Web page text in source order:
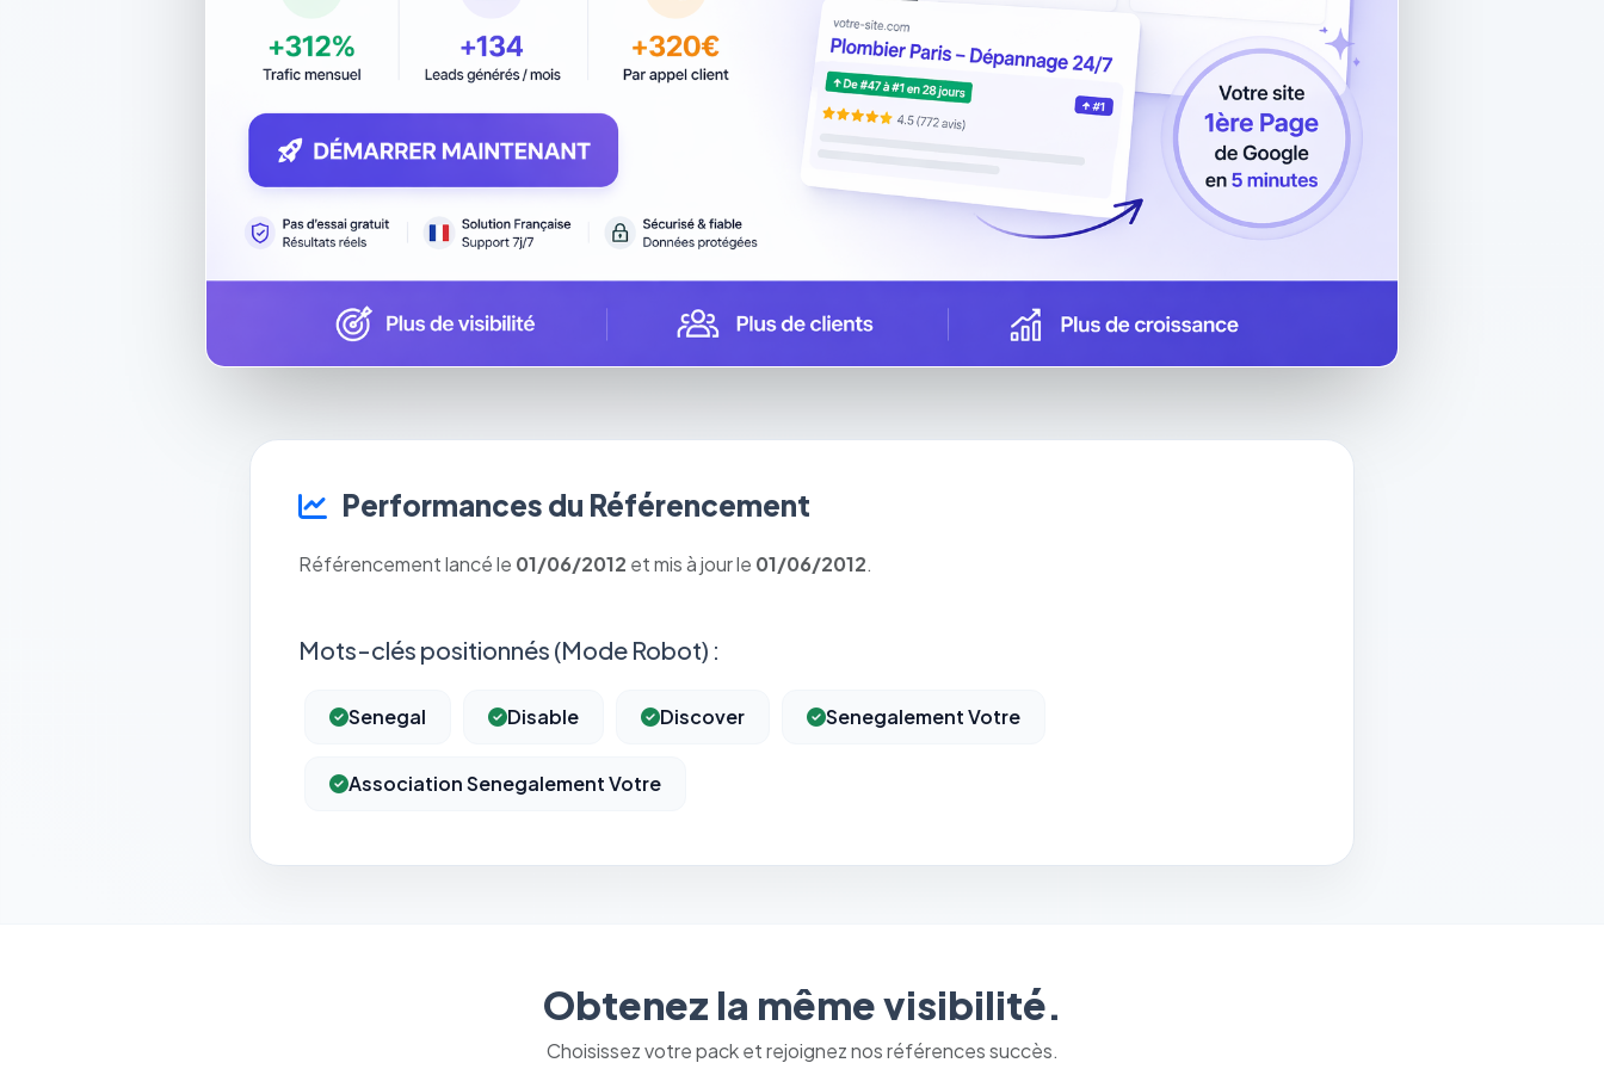
Performances du Référencement
Référencement lancé le 01/06/2012 et mis à jour le 01/06/2012.
Mots-clés positionnés (Mode Robot) :
Senegal Disable Discover Senegalement Votre
Association Senegalement Votre
Obtenez la même visibilité.
Choisissez votre pack et rejoignez nos références succès.
Nécessaires au fonctionnement du site : session, sécurité,
mémorisation de vos choix de consentement. Ils ne peuvent